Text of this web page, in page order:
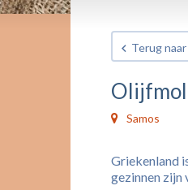
Terug
Samos
Griekenland
gezinnen zijn